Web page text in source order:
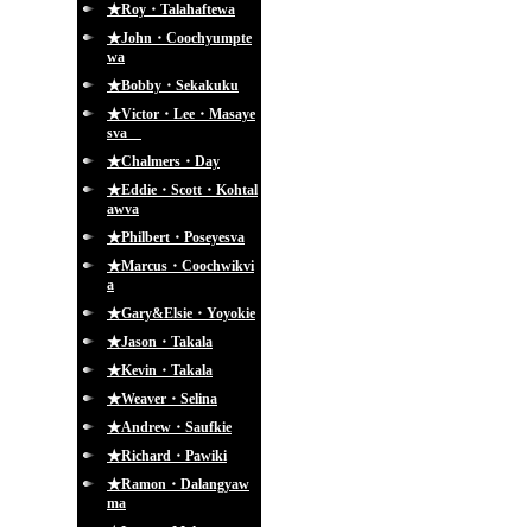
★Roy・Talahaftewa
★John・Coochyumpte
wa
★Bobby・Sekakuku
★Victor・Lee・Masaye
sva
★Chalmers・Day
★Eddie・Scott・Kohtal
awva
★Philbert・Poseyesva
★Marcus・Coochwikvi
a
★Gary&Elsie・Yoyokie
★Jason・Takala
★Kevin・Takala
★Weaver・Selina
★Andrew・Saufkie
★Richard・Pawiki
★Ramon・Dalangyaw
ma